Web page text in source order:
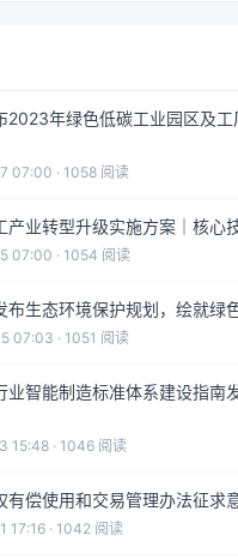
2023年绿色低碳工业园区及
07:00 · 1058 阅读
产业转型升级实施方案｜核心
07:00 · 1054 阅读
布生态环境保护规划，绘就绿
07:03 · 1051 阅读
业智能制造标准体系建设指南
15:48 · 1046 阅读
有偿使用和交易管理办法征求
17:16 · 1042 阅读